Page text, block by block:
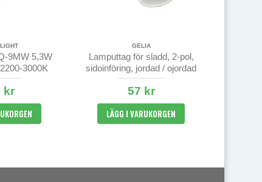
9MW 5,3W
3000K
kr
GELIA
Lamputtag för sladd, 2-pol,
sidoinföring, jordad / ojordad
57 kr
LÄGG I VARUKORGEN